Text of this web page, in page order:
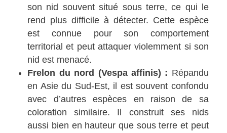
son nid souvent situé sous terre, ce qui le
rend plus difficile à détecter. Cette espèce
est connue pour son comportement
territorial et peut attaquer violemment si son
nid est menacé.
Frelon du nord (Vespa affinis) : Répandu
en Asie du Sud-Est, il est souvent confondu
avec d’autres espèces en raison de sa
coloration similaire. Il construit ses nids
aussi bien en hauteur que sous terre et peut